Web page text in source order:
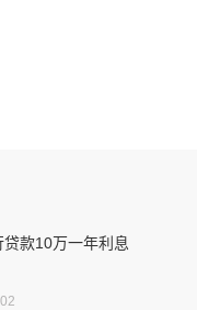
贷款10万一年利息